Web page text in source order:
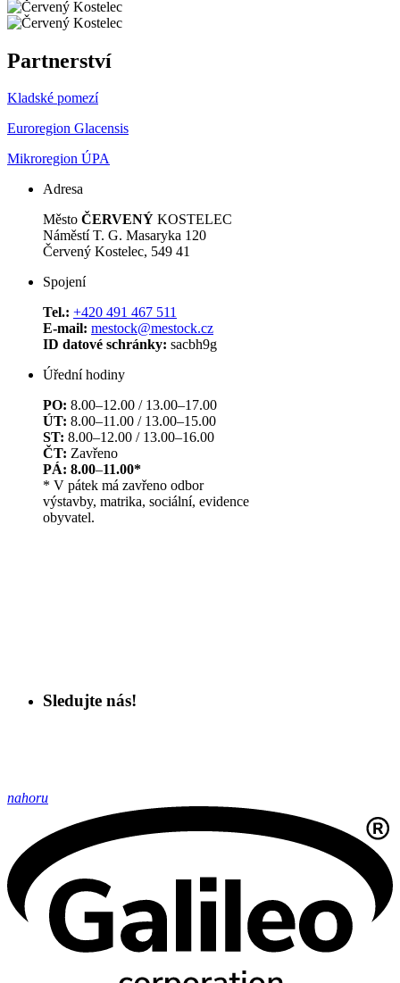
Partnerství
Kladské pomezí
Euroregion Glacensis
Mikroregion ÚPA
Adresa
Město ČERVENÝ KOSTELEC
Náměstí T. G. Masaryka 120
Červený Kostelec, 549 41
Spojení
Tel.: +420 491 467 511
E-mail: mestock@mestock.cz
ID datové schránky: sacbh9g
Úřední hodiny
PO: 8.00–12.00 / 13.00–17.00
ÚT: 8.00–11.00 / 13.00–15.00
ST: 8.00–12.00 / 13.00–16.00
ČT: Zavřeno
PÁ: 8.00–11.00*
* V pátek má zavřeno odbor
výstavby, matrika, sociální, evidence
obyvatel.
Sledujte nás!
nahoru